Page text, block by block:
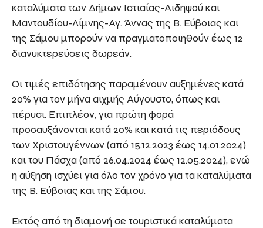
καταλύματα των Δήμων Ιστιαίας-Αιδηψού και
Μαντουδίου-Λίμνης-Αγ. Άννας της Β. Εύβοιας και
της Σάμου μπορούν να πραγματοποιηθούν έως 12
διανυκτερεύσεις δωρεάν.
Οι τιμές επιδότησης παραμένουν αυξημένες κατά
20% για τον μήνα αιχμής Αύγουστο, όπως και
πέρυσι. Επιπλέον, για πρώτη φορά
προσαυξάνονται κατά 20% και κατά τις περιόδους
των Χριστουγέννων (από 15.12.2023 έως 14.01.2024)
και του Πάσχα (από 26.04.2024 έως 12.05.2024), ενώ
η αύξηση ισχύει για όλο τον χρόνο για τα καταλύματα
της Β. Εύβοιας και της Σάμου.
Εκτός από τη διαμονή σε τουριστικά καταλύματα